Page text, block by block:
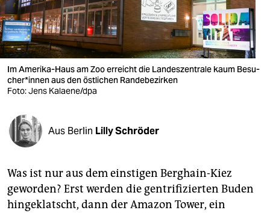
wahrheit
verlag
verlag
veranstaltungen
fragen & hilfe
abo
genossenschaft
Im Amerika-Haus am Zoo erreicht die Landeszentrale kaum Be­su­
che­r*in­nen aus den östlichen Randebezirken
Foto: Jens Kalaene/dpa
Aus Berlin Lilly Schröder
Was ist nur aus dem einstigen Berghain-Kiez
geworden? Erst werden die gentrifizierten Buden
hingeklatscht, dann der Amazon Tower, ein